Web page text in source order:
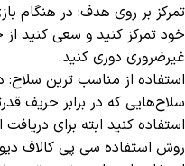
تمرکز بر روی هدف: در هنگام
خود تمرکز کنید و سعی کنید
غیرضروری دوری کنید.
استفاده کنید ابته برای
روش استفاده سی پی کالاف